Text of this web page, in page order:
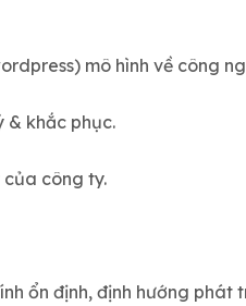
mô hình về công
& khắc phục.
công ty.
ổn định, định hướng phát